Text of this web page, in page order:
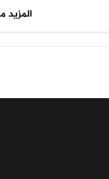
المزيد